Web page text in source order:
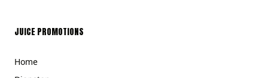
JUICE PROMOTIONS
Home